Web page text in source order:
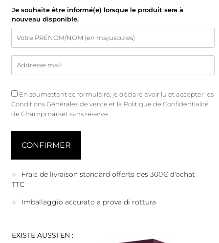
Je souhaite être informé(e) lorsque le produit sera à
nouveau disponible.
En soumettant ce formulaire, je déclare avoir lu et accepter les
Conditions Générales de vente et la Politique de Confidentialité
de Champmarket sans réserve.
Frais de livraison standard offerts dès 300€ d'achat
TTC
Imballaggio accurato a prova di rottura
EXISTE AUSSI EN :